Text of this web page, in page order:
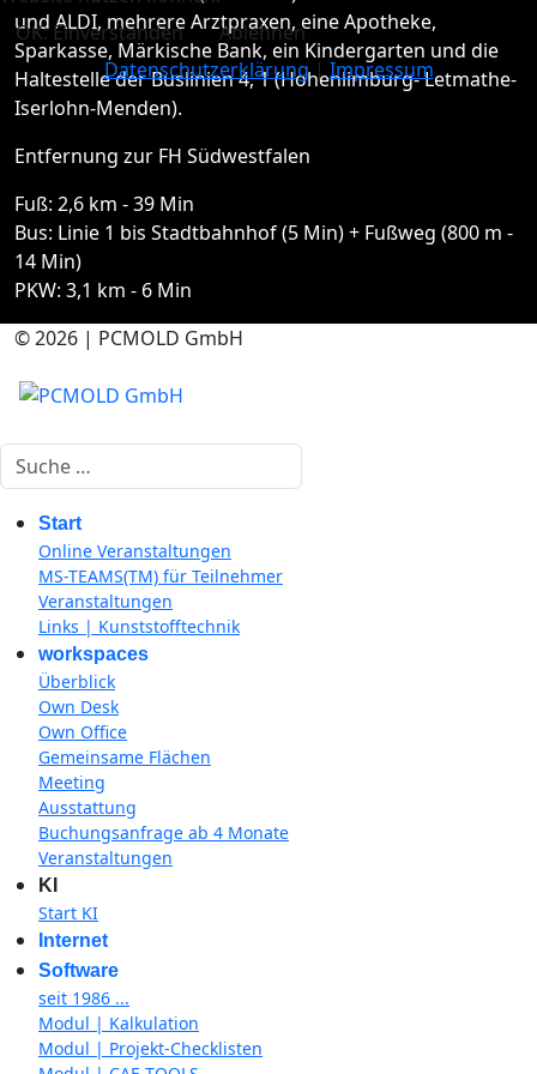
und ALDI, mehrere Arztpraxen, eine Apotheke,
Sparkasse, Märkische Bank, ein Kindergarten und die
Haltestelle der Buslinien 4, 1 (Hohenlimburg- Letmathe-
Iserlohn-Menden).
Entfernung zur FH Südwestfalen
Fuß: 2,6 km - 39 Min
Bus: Linie 1 bis Stadtbahnhof (5 Min) + Fußweg (800 m -
14 Min)
PKW: 3,1 km - 6 Min
© 2026 | PCMOLD GmbH
Suchen
Start
Online Veranstaltungen
MS-TEAMS(TM) für Teilnehmer
Veranstaltungen
Links | Kunststofftechnik
workspaces
Überblick
Own Desk
Own Office
Gemeinsame Flächen
Meeting
Ausstattung
Buchungsanfrage ab 4 Monate
Veranstaltungen
KI
Start KI
Internet
Software
seit 1986 ...
Modul | Kalkulation
Modul | Projekt-Checklisten
OK: Einverstanden
Ablehnen
Datenschutzerklärung|Impressum